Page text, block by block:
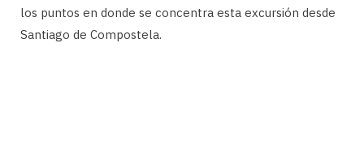
los puntos en donde se concentra esta excursión desde
Santiago de Compostela.